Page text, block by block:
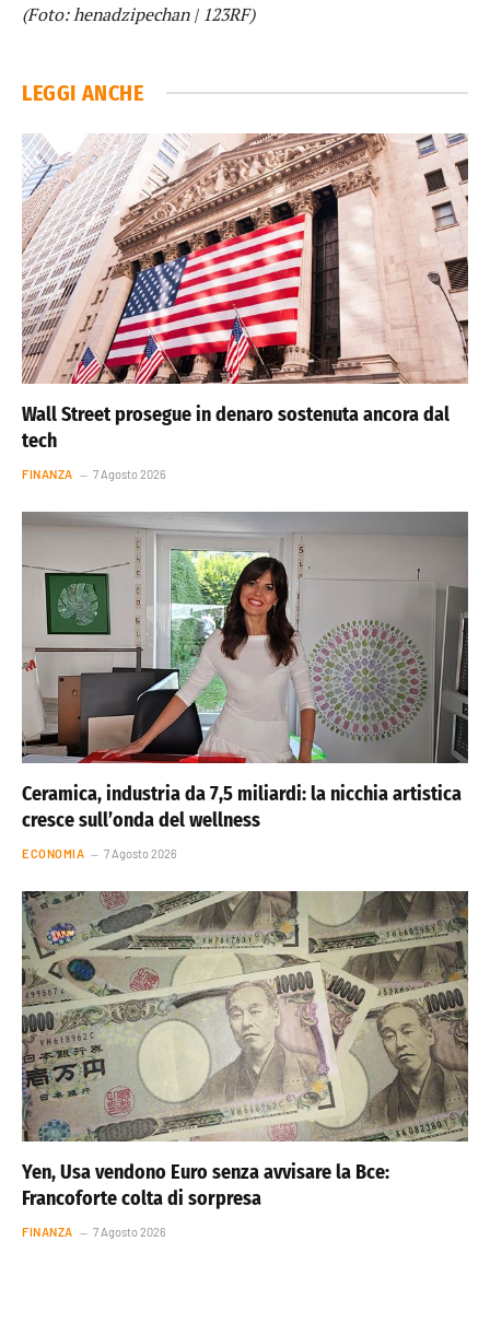
(Foto: henadzipechan | 123RF)
LEGGI ANCHE
Wall Street prosegue in denaro sostenuta ancora dal
tech
FINANZA 7 Agosto 2026
Ceramica, industria da 7,5 miliardi: la nicchia artistica
cresce sull’onda del wellness
ECONOMIA 7 Agosto 2026
Yen, Usa vendono Euro senza avvisare la Bce:
Francoforte colta di sorpresa
FINANZA 7 Agosto 2026